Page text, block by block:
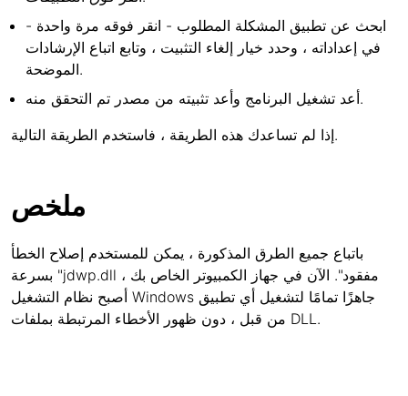
ابحث عن تطبيق المشكلة المطلوب - انقر فوقه مرة واحدة -
في إعداداته ، وحدد خيار إلغاء التثبيت ، وتابع اتباع الإرشادات
الموضحة.
أعد تشغيل البرنامج وأعد تثبيته من مصدر تم التحقق منه.
إذا لم تساعدك هذه الطريقة ، فاستخدم الطريقة التالية.
ملخص
باتباع جميع الطرق المذكورة ، يمكن للمستخدم إصلاح الخطأ
بسرعة "jdwp.dll مفقود". الآن في جهاز الكمبيوتر الخاص بك ،
أصبح نظام التشغيل Windows جاهزًا تمامًا لتشغيل أي تطبيق
من قبل ، دون ظهور الأخطاء المرتبطة بملفات DLL.